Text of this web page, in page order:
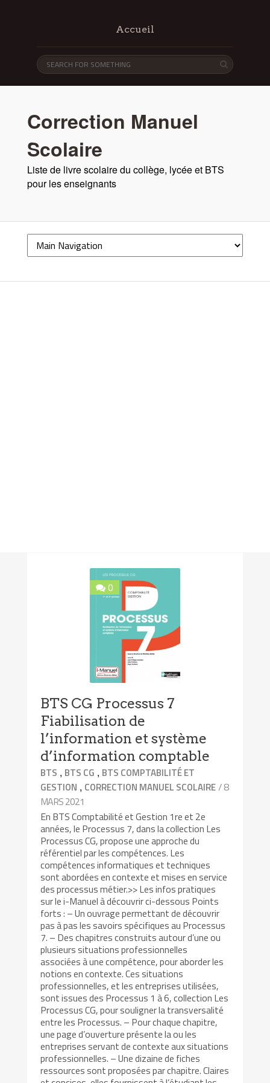
Accueil
Correction Manuel
Scolaire
Liste de livre scolaire du collège, lycée et BTS
pour les enseignants
0
BTS CG Processus 7
Fiabilisation de
l’information et système
d’information comptable
BTS , BTS CG , BTS COMPTABILITÉ ET
GESTION , CORRECTION MANUEL SCOLAIRE/ 8
MARS 2021
En BTS Comptabilité et Gestion 1re et 2e
années, le Processus 7, dans la collection Les
Processus CG, propose une approche du
référentiel par les compétences. Les
compétences informatiques et techniques
sont abordées en contexte et mises en service
des processus métier.>> Les infos pratiques
sur le i-Manuel à découvrir ci-dessous Points
forts : – Un ouvrage permettant de découvrir
pas à pas les savoirs spécifiques au Processus
7. – Des chapitres construits autour d’une ou
plusieurs situations professionnelles
associées à une compétence, pour aborder les
notions en contexte. Ces situations
professionnelles, et les entreprises utilisées,
sont issues des Processus 1 à 6, collection Les
Processus CG, pour souligner la transversalité
entre les Processus. – Pour chaque chapitre,
une page d’ouverture présente la ou les
entreprises servant de contexte aux situations
professionnelles. – Une dizaine de fiches
ressources sont proposées par chapitre. Claires